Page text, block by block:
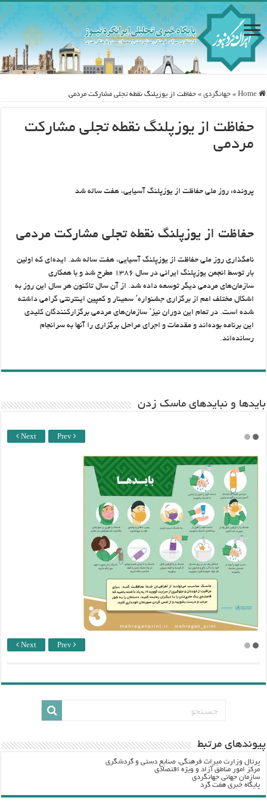
Home
» جهانگردی » حفاظت از یوزپلنگ نقطه تجلی مشارکت مردمی
حفاظت از یوزپلنگ نقطه تجلی مشارکت
مردمی
پرونده: روز ملی حفاظت از یوزپلنگ آسیایی، هفت ساله شد
حفاظت از یوزپلنگ نقطه تجلی مشارکت مردمی
نامگذاری روز ملی حفاظت از یوزپلنگ آسیایی، هفت ساله شد. ایده‌ای که اولین
بار توسط انجمن یوزپلنگ ایرانی در سال ۱۳۸۶ مطرح شد و با همکاری
سازمان‌های مردمی دیگر توسعه داده شد. از آن سال تاکنون هر سال این روز به
اشکال مختلف اعم از برگزاری جشنواره٬ سمینار و کمپین اینترنتی گرامی داشته
شده است. در تمام این دوران نیز٬ سازمان‌های مردمی برگزارکنندگان کلیدی
این برنامه بوده‌اند و مقدمات و اجرای مراحل برگزاری را آنها به سرانجام
رسانده‌اند.
باید‌ها و نبایدهای ماسک زدن
Next Prev
Next Prev
پيوندهاي مرتبط
پرتال وزارت ميراث فرهنگي، صنایع دستی و گردشگري
مرکز امور مناطق آزاد و ویژه اقتصادی
سازمان جهانی جهانگردی
پایگاه خبری هفت گرد